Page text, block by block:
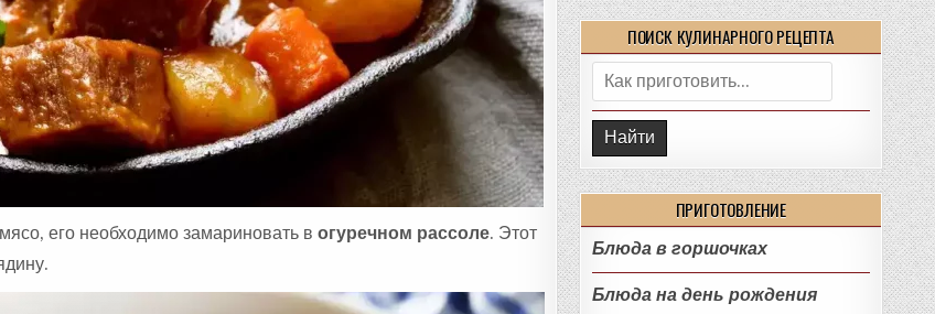
его необходимо замариновать вогуречном рассоле. Этот
ПОИСК КУЛИНАРНОГО РЕЦЕПТА
Поиск:
ПРИГОТОВЛЕНИЕ
Блюда в горшочках
Блюда на день рождения